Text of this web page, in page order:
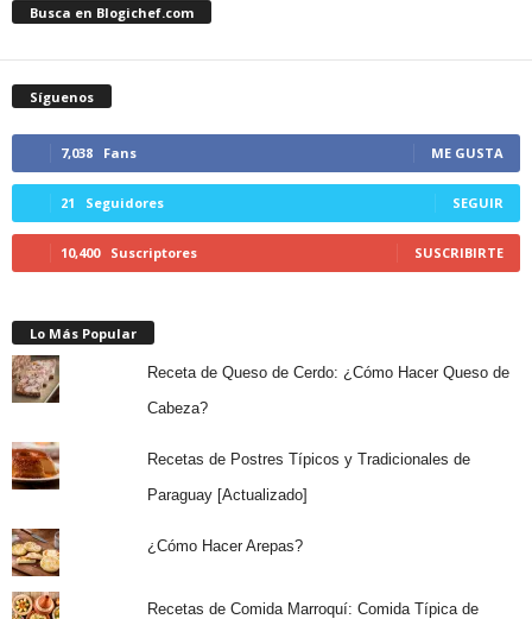
Busca en Blogichef.com
Síguenos
7,038 Fans ME GUSTA
21 Seguidores SEGUIR
10,400 Suscriptores SUSCRIBIRTE
Lo Más Popular
Receta de Queso de Cerdo: ¿Cómo Hacer Queso de
Cabeza?
Recetas de Postres Típicos y Tradicionales de
Paraguay [Actualizado]
¿Cómo Hacer Arepas?
Recetas de Comida Marroquí: Comida Típica de